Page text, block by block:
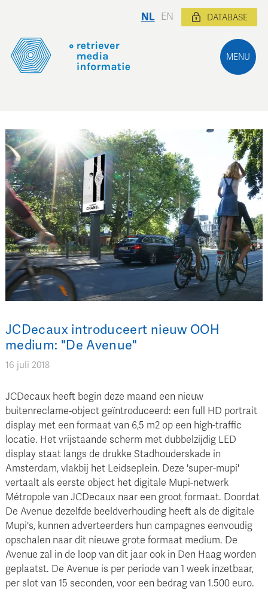
MENU
NL EN DATABASE
JCDecaux introduceert nieuw OOH
medium: "De Avenue"
16 juli 2018
JCDecaux heeft begin deze maand een nieuw
buitenreclame-object geïntroduceerd: een full HD portrait
display met een formaat van 6,5 m2 op een high-traffic
locatie. Het vrijstaande scherm met dubbelzijdig LED
display staat langs de drukke Stadhouderskade in
Amsterdam, vlakbij het Leidseplein. Deze 'super-mupi'
vertaalt als eerste object het digitale Mupi-netwerk
Métropole van JCDecaux naar een groot formaat. Doordat
De Avenue dezelfde beeldverhouding heeft als de digitale
Mupi's, kunnen adverteerders hun campagnes eenvoudig
opschalen naar dit nieuwe grote formaat medium. De
Avenue zal in de loop van dit jaar ook in Den Haag worden
geplaatst. De Avenue is per periode van 1 week inzetbaar,
per slot van 15 seconden, voor een bedrag van 1.500 euro.